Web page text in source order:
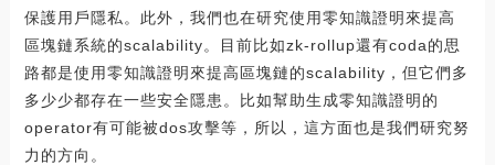
保護用戶隱私。此外，我們也在研究使用零知識證明來提高
區塊鏈系統的scalability。目前比如zk-rollup還有coda的思
路都是使用零知識證明來提高區塊鏈的scalability，但它們多
多少少都存在一些安全隱患。比如幫助生成零知識證明的
operator有可能被dos攻擊等，所以，這方面也是我們研究努
力的方向。